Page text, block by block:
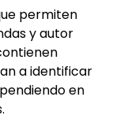
permiten
y autor
a identificar
en